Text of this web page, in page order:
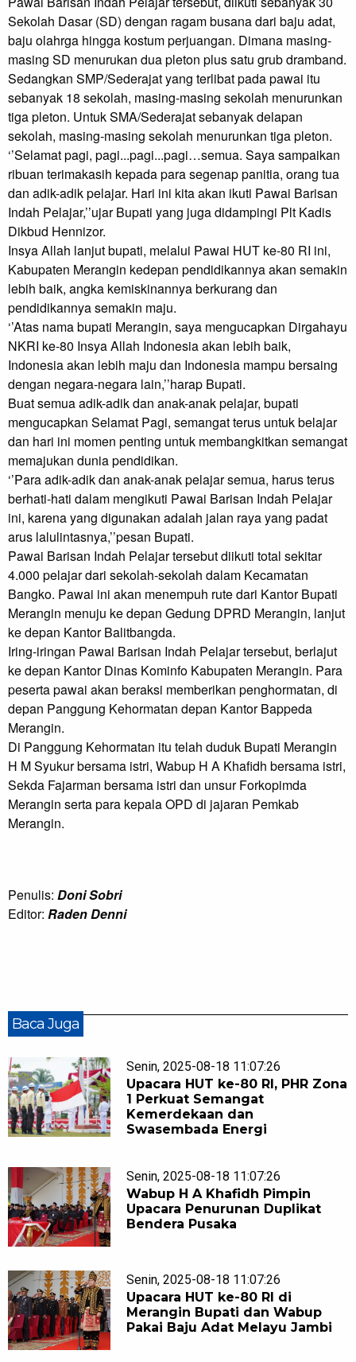
Sekolah Dasar (SD) dengan ragam busana dari baju adat,
baju olahrga hingga kostum perjuangan. Dimana masing-
masing SD menurukan dua pleton plus satu grub dramband.
Sedangkan SMP/Sederajat yang terlibat pada pawai itu
sebanyak 18 sekolah, masing-masing sekolah menurunkan
tiga pleton. Untuk SMA/Sederajat sebanyak delapan
sekolah, masing-masing sekolah menurunkan tiga pleton.
‘’Selamat pagi, pagi...pagi...pagi…semua. Saya sampaikan
ribuan terimakasih kepada para segenap panitia, orang tua
dan adik-adik pelajar. Hari ini kita akan ikuti Pawai Barisan
Indah Pelajar,’’ujar Bupati yang juga didampingi Plt Kadis
Dikbud Hennizor.
Insya Allah lanjut bupati, melalui Pawai HUT ke-80 RI ini,
Kabupaten Merangin kedepan pendidikannya akan semakin
lebih baik, angka kemiskinannya berkurang dan
pendidikannya semakin maju.
‘’Atas nama bupati Merangin, saya mengucapkan Dirgahayu
NKRI ke-80 Insya Allah Indonesia akan lebih baik,
Indonesia akan lebih maju dan Indonesia mampu bersaing
dengan negara-negara lain,’’harap Bupati.
Buat semua adik-adik dan anak-anak pelajar, bupati
mengucapkan Selamat Pagi, semangat terus untuk belajar
dan hari ini momen penting untuk membangkitkan semangat
memajukan dunia pendidikan.
‘’Para adik-adik dan anak-anak pelajar semua, harus terus
berhati-hati dalam mengikuti Pawai Barisan Indah Pelajar
ini, karena yang digunakan adalah jalan raya yang padat
arus lalulintasnya,’’pesan Bupati.
Pawai Barisan Indah Pelajar tersebut diikuti total sekitar
4.000 pelajar dari sekolah-sekolah dalam Kecamatan
Bangko. Pawai ini akan menempuh rute dari Kantor Bupati
Merangin menuju ke depan Gedung DPRD Merangin, lanjut
ke depan Kantor Balitbangda.
Iring-iringan Pawai Barisan Indah Pelajar tersebut, berlajut
ke depan Kantor Dinas Kominfo Kabupaten Merangin. Para
peserta pawai akan beraksi memberikan penghormatan, di
depan Panggung Kehormatan depan Kantor Bappeda
Merangin.
Di Panggung Kehormatan itu telah duduk Bupati Merangin
H M Syukur bersama istri, Wabup H A Khafidh bersama istri,
Sekda Fajarman bersama istri dan unsur Forkopimda
Merangin serta para kepala OPD di jajaran Pemkab
Merangin.
Penulis: Doni Sobri
Editor: Raden Denni
Baca Juga
Senin, 2025-08-18 11:07:26
Upacara HUT ke-80 RI, PHR Zona
1 Perkuat Semangat
Kemerdekaan dan
Swasembada Energi
Senin, 2025-08-18 11:07:26
Wabup H A Khafidh Pimpin
Upacara Penurunan Duplikat
Bendera Pusaka
Senin, 2025-08-18 11:07:26
Upacara HUT ke-80 RI di
Merangin Bupati dan Wabup
Pakai Baju Adat Melayu Jambi